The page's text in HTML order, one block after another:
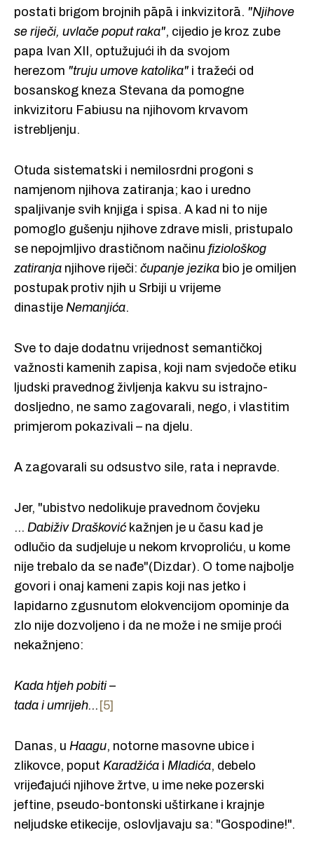
postati brigom brojnih pāpā i inkvizitorā. "Njihove
se riječi, uvlače poput raka", cijedio je kroz zube
papa Ivan XII, optužujući ih da svojom
herezom "truju umove katolika"i tražeći od
bosanskog kneza Stevana da pomogne
inkvizitoru Fabiusu na njihovom krvavom
istrebljenju.
Otuda sistematski i nemilosrdni progoni s
namjenom njihova zatiranja; kao i uredno
spaljivanje svih knjiga i spisa. A kad ni to nije
pomoglo gušenju njihove zdrave misli, pristupalo
se nepojmljivo drastičnom načinu fiziološkog
zatiranjanjihove riječi: čupanje jezikabio je omiljen
postupak protiv njih u Srbiji u vrijeme
dinastije Nemanjića.
Sve to daje dodatnu vrijednost semantičkoj
važnosti kamenih zapisa, koji nam svjedoče etiku
ljudski pravednog življenja kakvu su istrajno-
dosljedno, ne samo zagovarali, nego, i vlastitim
primjerom pokazivali – na djelu.
A zagovarali su odsustvo sile, rata i nepravde.
Jer, "ubistvo nedolikuje pravednom čovjeku
... Dabiživ Draškovićkažnjen je u času kad je
odlučio da sudjeluje u nekom krvoproliću, u kome
nije trebalo da se nađe"(Dizdar). O tome najbolje
govori i onaj kameni zapis koji nas jetko i
lapidarno zgusnutom elokvencijom opominje da
zlo nije dozvoljeno i da ne može i ne smije proći
nekažnjeno:
Kada htjeh pobiti –
tada i umrijeh... [5]
Danas, u Haagu, notorne masovne ubice i
zlikovce, poput Karadžićai Mladića, debelo
vrijeđajući njihove žrtve, u ime neke pozerski
jeftine, pseudo-bontonski uštirkane i krajnje
neljudske etikecije, oslovljavaju sa: "Gospodine!".